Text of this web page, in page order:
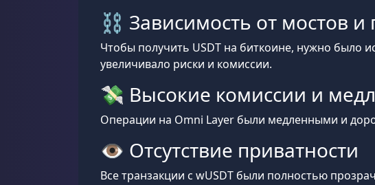
⛓️ Зависимость от мостов и
Чтобы получить USDT на биткоине, нужно было
увеличивало риски и комиссии.
💸 Высокие комиссии и
Операции на Omni Layer были медленными и
👁️ Отсутствие приватности
Все транзакции с wUSDT были полностью